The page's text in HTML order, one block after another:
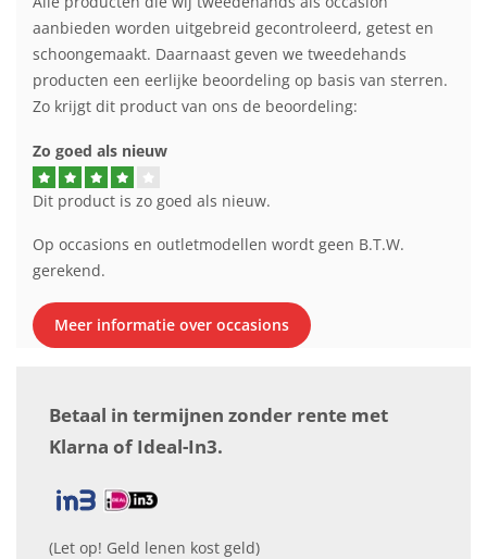
aanbieden worden uitgebreid gecontroleerd, getest en
schoongemaakt. Daarnaast geven we tweedehands
producten een eerlijke beoordeling op basis van sterren.
Zo krijgt dit product van ons de beoordeling:
Zo goed als nieuw
Dit product is zo goed als nieuw.
Op occasions en outletmodellen wordt geen B.T.W.
gerekend.
Meer informatie over occasions
Betaal in termijnen zonder rente met
Klarna of Ideal-In3.
(Let op! Geld lenen kost geld)